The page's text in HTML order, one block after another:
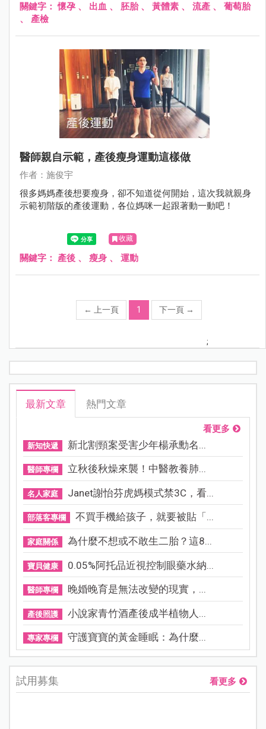
關鍵字：懷孕 、 出血 、 胚胎、 黃體素 、 流產 、 葡萄胎
、 產檢
醫師親自示範，產後瘦身運動這樣做
作者：施俊宇
很多媽媽產後想要瘦身，卻不知道從何開始，這次我就親身
示範初階版的產後運動，各位媽咪一起跟著動一動吧！
收藏
關鍵字： 產後 、 瘦身 、 運動
← 上一頁 1 下一頁 →
;
最新文章 熱門文章
看更多
新知快遞 新北割頸案受害少年楊承勳名...
醫師專欄 立秋後秋燥來襲！中醫教養肺...
名人家庭 Janet謝怡芬虎媽模式禁3C，看...
部落客專欄 不買手機給孩子，就要被貼「...
家庭關係 為什麼不想或不敢生二胎？這8...
寶貝健康 0.05%阿托品近視控制眼藥水納...
醫師專欄 晚婚晚育是無法改變的現實，...
產後照護 小說家青竹酒產後成半植物人...
專家專欄 守護寶寶的黃金睡眠：為什麼...
試用募集 看更多